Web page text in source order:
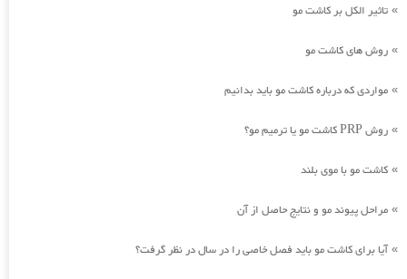
» تاثیر الکل بر کاشت مو
» روش های کاشت مو
» مواردی که درباره کاشت مو باید بدانیم
» روش PRP کاشت مو یا ترمیم مو؟
» کاشت مو با موی بلند
» مراحل پیوند مو و نتایج حاصل از آن
»آیا برای کاشت مو باید فصل خاصی را در سال در نظر گرفت؟